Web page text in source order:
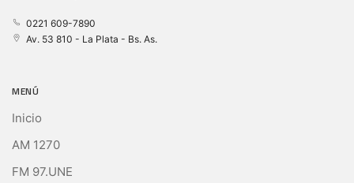
0221 609-7890
Av. 53 810 - La Plata - Bs. As.
MENÚ
Inicio
AM 1270
FM 97.UNE